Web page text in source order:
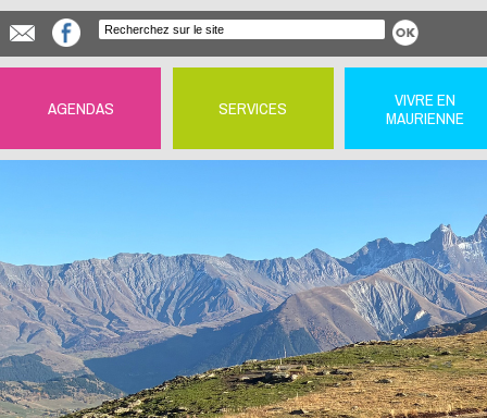
AGENDAS SERVICES
VIVRE EN
MAURIENNE